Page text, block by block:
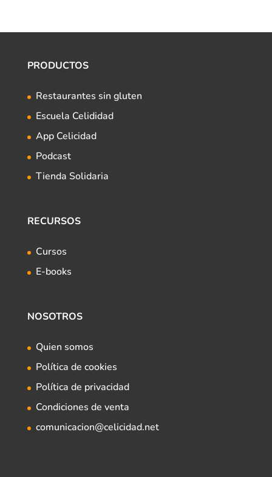
PRODUCTOS
Restaurantes sin gluten
Escuela Celididad
App Celicidad
Podcast
Tienda Solidaria
RECURSOS
Cursos
E-books
NOSOTROS
Quien somos
Política de cookies
Política de privacidad
Condiciones de venta
comunicacion@celicidad.net